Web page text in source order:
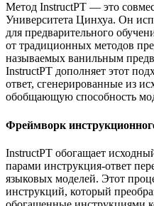
Метод InstructPT — это
Университета Цинхуа. Он
для предварительного
от традиционных методов
называемых ванильным
InstructPT дополняет этот
ответ, сгенерированные из
обобщающую способность
Фреймворк
InstructPT обогащает
парами инструкция-ответ
языковых моделей. Этот
инструкций, который